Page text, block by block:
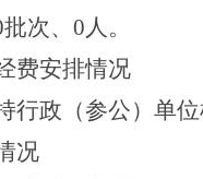
批次、 0人 。
费安排情况
行政（参公）单
况